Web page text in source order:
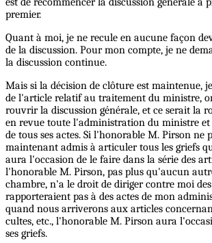
premier.
Quant à moi, je ne recule en aucune façon
de la discussion. Pour mon compte, je ne
la discussion continue.
Mais si la décision de clôture est maintenue,
de l'article relatif au traitement du ministre,
rouvrir la discussion générale, et ce serait la
en revue toute l'administration du ministre
de tous ses actes. Si l'honorable M. Pirson ne
maintenant admis à articuler tous les griefs
aura l'occasion de le faire dans la série des
l'honorable M. Pirson, pas plus qu'aucun
chambre, n'a le droit de diriger contre moi
rapporteraient pas à des actes de mon
quand nous arriverons aux articles
cultes, etc., l'honorable M. Pirson aura
ses griefs.